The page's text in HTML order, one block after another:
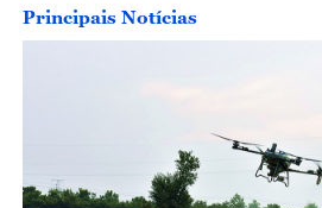
Principais Notícias